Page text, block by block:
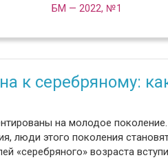
БМ — 2022, №1
к серебряному:
на молодое
люди этого поколения
«серебряного» возраста